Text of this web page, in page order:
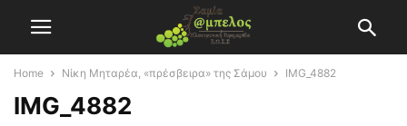
Home Νίκη Μηταρέα, «πρέσβειρα» της Σάμου IMG_4882
IMG_4882